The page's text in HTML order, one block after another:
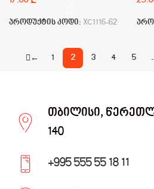
პროდუქტის კოდი: XC1116-62
← 1 2 3 4 5
თბილისი,
140
+995 555 55 18 11